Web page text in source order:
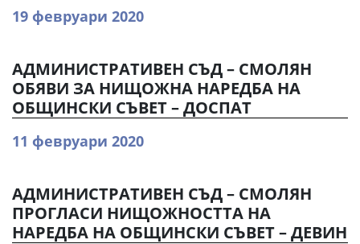
19 февруари 2020
АДМИНИСТРАТИВЕН СЪД – СМОЛЯН
ОБЯВИ ЗА НИЩОЖНА НАРЕДБА НА
ОБЩИНСКИ СЪВЕТ – ДОСПАТ
11 февруари 2020
АДМИНИСТРАТИВЕН СЪД – СМОЛЯН
ПРОГЛАСИ НИЩОЖНОСТТА НА
НАРЕДБА НА ОБЩИНСКИ СЪВЕТ – ДЕВИН